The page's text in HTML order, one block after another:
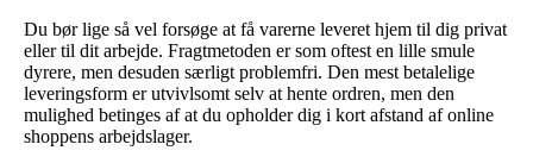
Du bør lige så vel forsøge at få varerne leveret hjem til dig privat
eller til dit arbejde. Fragtmetoden er som oftest en lille smule
dyrere, men desuden særligt problemfri. Den mest betalelige
leveringsform er utvivlsomt selv at hente ordren, men den
mulighed betinges af at du opholder dig i kort afstand af online
shoppens arbejdslager.